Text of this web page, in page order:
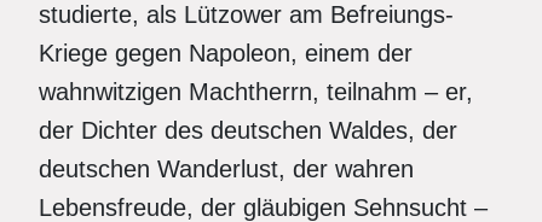
studierte, als Lützower am Befreiungs-
Kriege gegen Napoleon, einem der
wahnwitzigen Machtherrn, teilnahm – er,
der Dichter des deutschen Waldes, der
deutschen Wanderlust, der wahren
Lebensfreude, der gläubigen Sehnsucht –